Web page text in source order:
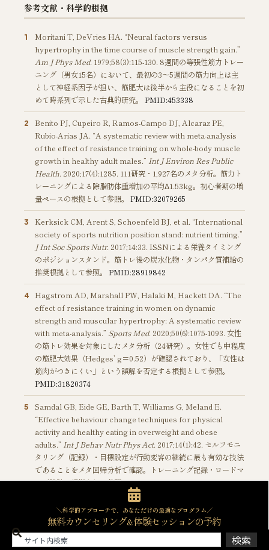
参考文献・科学的根拠
1
Moritani T, DeVries HA. “Neural factors versus
hypertrophy in the time course of muscle strength gain.”
Am J Phys Med. 1979;58(3):115-130. 8週間の等張性筋力トレー
ニング（男女15名）において、最初の3〜5週間の筋力向上は主
として神経系因子が担い、筋肥大は後半から主役になることを初
めて時系列で示した古典的研究。 PMID:453338
2
Benito PJ, Cupeiro R, Ramos-Campo DJ, Alcaraz PE,
Rubio-Arias JA. “A systematic review with meta-analysis
of the effect of resistance training on whole-body muscle
growth in healthy adult males.” Int J Environ Res Public
Health. 2020;17(4):1285. 111研究・1,927名のメタ分析。筋力ト
レーニングによる除脂肪体重増加の平均Δ1.53kg。初心者期の増
量ペースの根拠として参照。 PMID:32079265
3
Kerksick CM, Arent S, Schoenfeld BJ, et al. “International
society of sports nutrition position stand: nutrient timing.”
J Int Soc Sports Nutr. 2017;14:33. ISSNによる栄養タイミング
のポジションスタンド。筋トレ後の炭水化物・タンパク質補給の
推奨根拠として参照。 PMID:28919842
4
Hagstrom AD, Marshall PW, Halaki M, Hackett DA. “The
effect of resistance training in women on dynamic
strength and muscular hypertrophy: A systematic review
with meta-analysis.” Sports Med. 2020;50(6):1075-1093. 女性
の筋トレ効果を対象にしたメタ分析（24研究）。女性でも中程度
の筋肥大効果（Hedges’ g＝0.52）が確認されており、「女性は
筋肉がつきにくい」という誤解を否定する根拠として参照。
PMID:31820374
5
Samdal GB, Eide GE, Barth T, Williams G, Meland E.
“Effective behaviour change techniques for physical
activity and healthy eating in overweight and obese
adults.” Int J Behav Nutr Phys Act. 2017;14(1):42. セルフモニ
タリング（記録）・目標設定が行動変容の継続に最も有効な技法
であることをメタ回帰分析で確認。トレーニング記録・ロードマ
ップ設計の根拠として参照。PMID:28351367
＼科学的アプローチで、あなただけの最適なプログラム／
無料カウンセリング＆体験セッションの予約
検索